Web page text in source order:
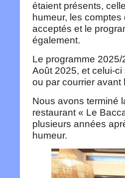
étaient présents,
humeur, les
acceptés et le
également.
Le programme
Août 2025, et celui-
ou par courrier avant
Nous avons terminé
restaurant « Le
plusieurs années
humeur.